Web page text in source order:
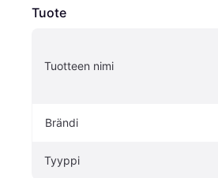
Tuote
Tuotteen nimi
Brändi
Tyyppi